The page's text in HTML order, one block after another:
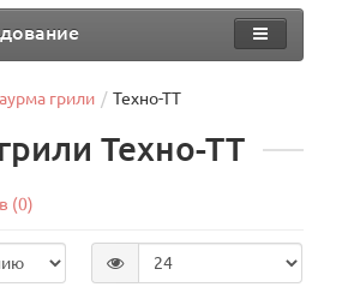
грили Техно-ТТ
Техно-ТТ
(0)